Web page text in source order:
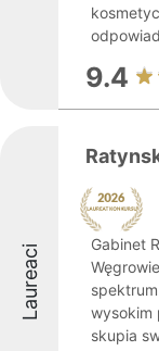
9.4
Laureaci
Gabinet
wysokim
skupia